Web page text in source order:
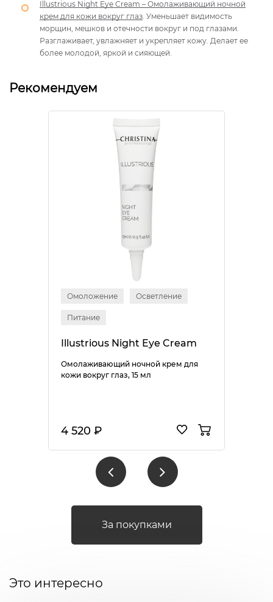
Illustrious Night Eye Cream – Омолаживающий ночной
крем для кожи вокруг глаз . Уменьшает видимость
морщин, мешков и отечности вокруг и под глазами.
Разглаживает, увлажняет и укрепляет кожу. Делает ее
более молодой, яркой и сияющей.
Рекомендуем
Омоложение Осветление
Питание
Illustrious Night Eye Cream
Омолаживающий ночной крем для
кожи вокруг глаз, 15 мл
4 520 ₽
За покупками
Это интересно